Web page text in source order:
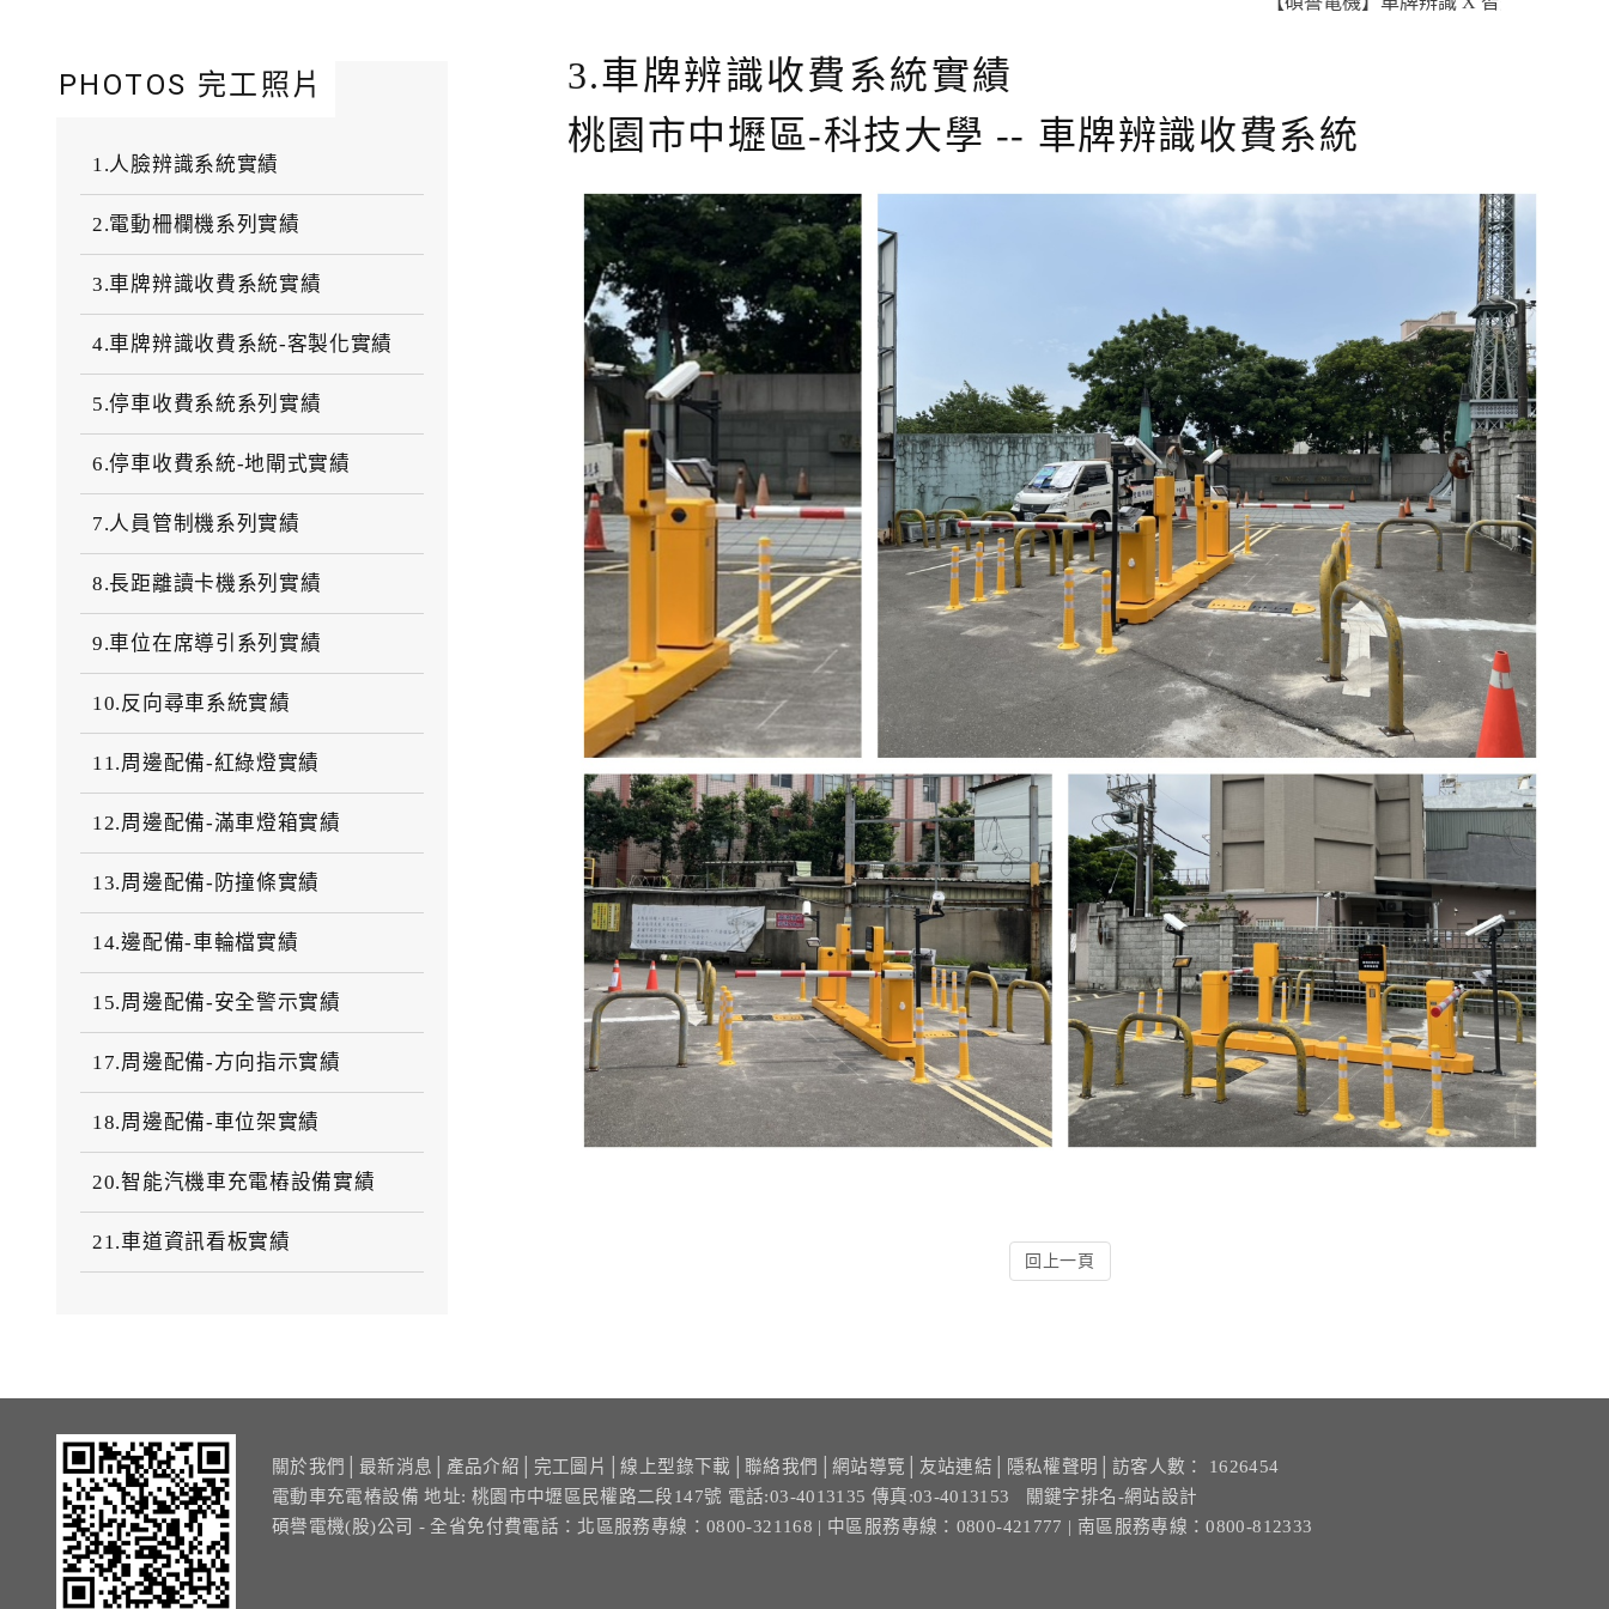
PHOTOS 完工照片
1.人臉辨識系統實績
2.電動柵欄機系列實績
3.車牌辨識收費系統實績
4.車牌辨識收費系統-客製化實績
5.停車收費系統系列實績
6.停車收費系統-地閘式實績
7.人員管制機系列實績
8.長距離讀卡機系列實績
9.車位在席導引系列實績
10.反向尋車系統實績
11.周邊配備-紅綠燈實績
12.周邊配備-滿車燈箱實績
13.周邊配備-防撞條實績
14.邊配備-車輪檔實績
15.周邊配備-安全警示實績
17.周邊配備-方向指示實績
18.周邊配備-車位架實績
20.智能汽機車充電樁設備實績
21.車道資訊看板實績
3.車牌辨識收費系統實績
桃園市中壢區-科技大學 -- 車牌辨識收費系統
回上一頁
關於我們 最新消息 產品介紹 完工圖片 │線上型錄下載 │聯絡我們 網站導覽 友站連結 隱私權聲明
│訪客人數： 1626454
電動車充電樁設備 地址: 桃園市中壢區民權路二段147號 電話:03-4013135 傳真:03-4013153
關鍵字排名-網站設計
碩譽電機(股)公司 - 全省免付費電話： 北區服務專線：0800-321168 | 中區服務專線：0800-421777 | 南區服務專線：0800-812333